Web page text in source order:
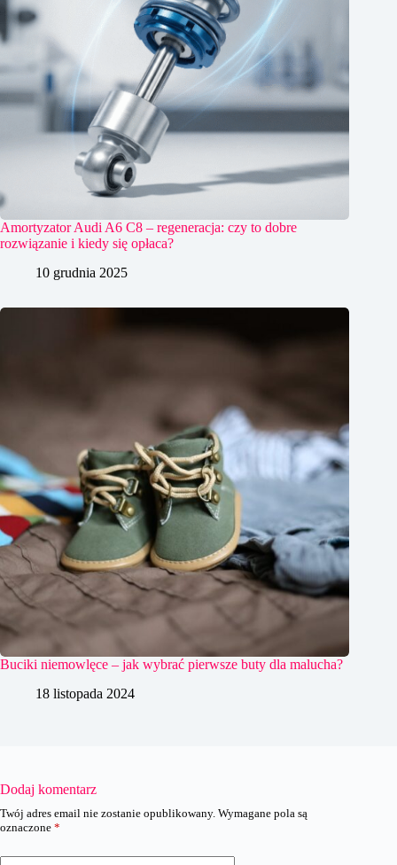
Amortyzator Audi A6 C8 – regeneracja: czy to dobre
rozwiązanie i kiedy się opłaca?
10 grudnia 2025
Buciki niemowlęce – jak wybrać pierwsze buty dla malucha?
18 listopada 2024
Dodaj komentarz
Twój adres email nie zostanie opublikowany. Wymagane pola są
oznaczone *